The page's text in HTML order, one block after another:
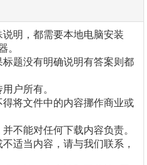
明，都需要本地电脑安装
。
题没有明确说明有答案则都
户所有。
将文件中的内容挪作商业或
不能对任何下载内容负责。
适当内容，请与我们联系，